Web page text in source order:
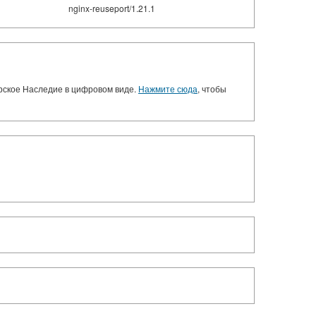
nginx-reuseport/1.21.1
Наследие в цифровом виде. Нажмите сюда, чтобы